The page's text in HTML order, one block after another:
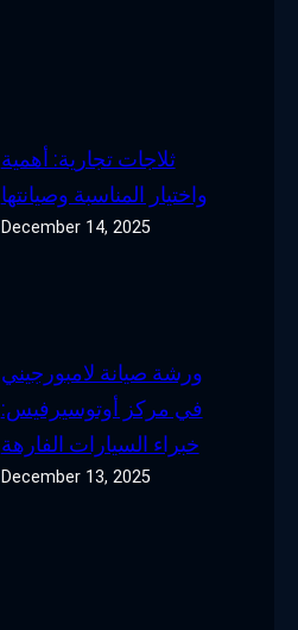
ثلاجات تجارية: أهمية
واختيار المناسبة وصيانتها
December 14, 2025
ورشة صيانة لامبورجيني
في مركز أوتوسيرفيس:
خبراء السيارات الفارهة
December 13, 2025